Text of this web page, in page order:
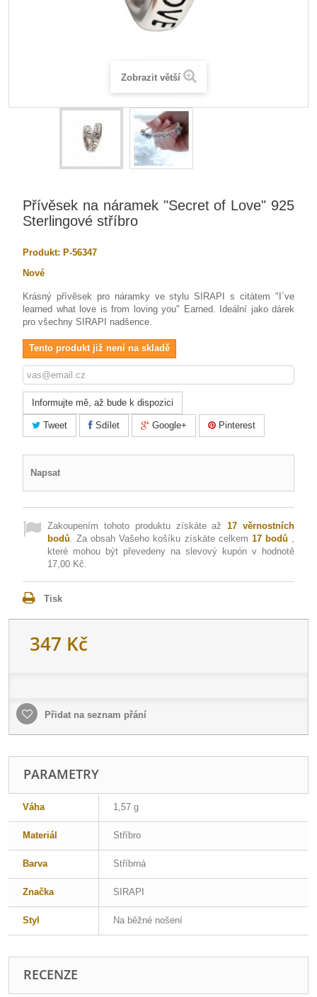
Zobrazit větší
Přívěsek na náramek "Secret of Love" 925
Sterlingové stříbro
Produkt: P-56347
Nové
Krásný přívěsek pro náramky ve stylu SIRAPI s citátem "I´ve
learned what love is from loving you" Earned. Ideální jako dárek
pro všechny SIRAPI nadšence.
Tento produkt již není na skladě
Informujte mě, až bude k dispozici
Tweet Sdílet Google+ Pinterest
Napsat
Zakoupením tohoto produktu získáte až17 věrnostních
bodů. Za obsah Vašeho košíku získáte celkem 17bodů ,
které mohou být převedeny na slevový kupón v hodnotě
17,00 Kč.
Tisk
347 Kč
Přidat na seznam přání
PARAMETRY
Váha 1,57 g
Materiál Stříbro
Barva Stříbrná
Značka SIRAPI
Styl Na běžné nošení
RECENZE